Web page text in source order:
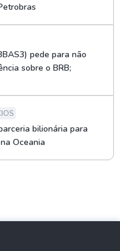
pede para não
sobre o BRB;
bilionária para
Oceania